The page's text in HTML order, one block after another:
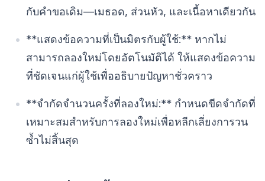
กับคำขอเดิม—เมธอด, ส่วนหัว, และเนื้อหาเดียวกัน
**แสดงข้อความที่เป็นมิตรกับผู้ใช้:** หากไม่
สามารถลองใหม่โดยอัตโนมัติได้ ให้แสดงข้อความ
ที่ชัดเจนแก่ผู้ใช้เพื่ออธิบายปัญหาชั่วคราว
**จำกัดจำนวนครั้งที่ลองใหม่:** กำหนดขีดจำกัดที่
เหมาะสมสำหรับการลองใหม่เพื่อหลีกเลี่ยงการวน
ซ้ำไม่สิ้นสุด